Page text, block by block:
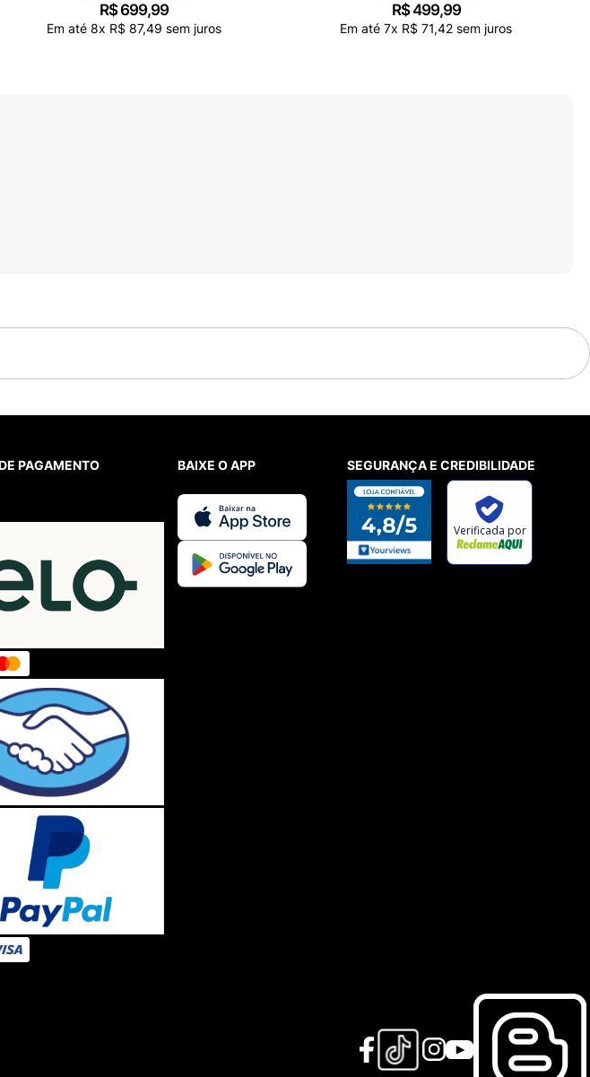
R$ 699,99
Em até 8x R$ 87,49 sem juros
R$499,99
Em até 7x R$ 71,42 sem juros
PAGAMENTO BAIXE O APP SEGURANÇA E CREDIBILIDADE